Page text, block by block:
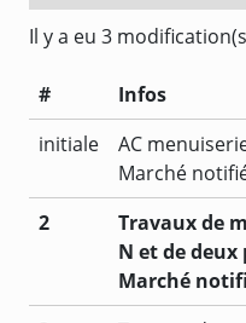
Il y a eu 3
# Infos
initiale
AC
Marché
2
Travaux de
N et de
Marché